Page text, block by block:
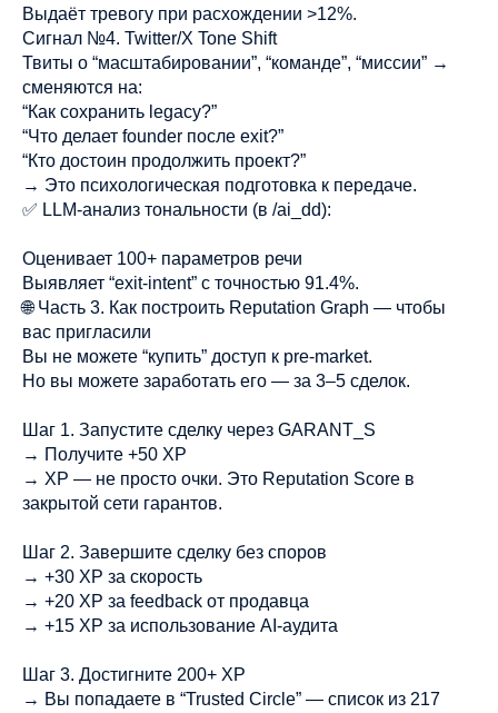
Выдаёт тревогу при расхождении >12%.
Сигнал №4. Twitter/X Tone Shift
Твиты о “масштабировании”, “команде”, “миссии” →
сменяются на:
“Как сохранить legacy?”
“Что делает founder после exit?”
“Кто достоин продолжить проект?”
→ Это психологическая подготовка к передаче.
✅ LLM-анализ тональности (в /ai_dd):
Оценивает 100+ параметров речи
Выявляет “exit-intent” с точностью 91.4%.
🌐 Часть 3. Как построить Reputation Graph — чтобы
вас пригласили
Вы не можете “купить” доступ к pre-market.
Но вы можете заработать его — за 3–5 сделок.
Шаг 1. Запустите сделку через GARANT_S
→ Получите +50 XP
→ XP — не просто очки. Это Reputation Score в
закрытой сети гарантов.
Шаг 2. Завершите сделку без споров
→ +30 XP за скорость
→ +20 XP за feedback от продавца
→ +15 XP за использование AI-аудита
Шаг 3. Достигните 200+ XP
→ Вы попадаете в “Trusted Circle” — список из 217